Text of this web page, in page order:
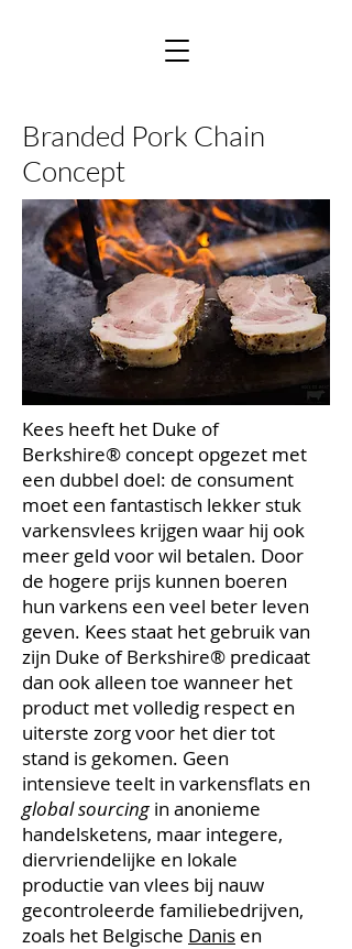
Branded Pork Chain
Concept
Kees heeft het Duke of
Berkshire® concept opgezet met
een dubbel doel: de consument
moet een fantastisch lekker stuk
varkensvlees krijgen waar hij ook
meer geld voor wil betalen. Door
de hogere prijs kunnen boeren
hun varkens een veel beter leven
geven. Kees staat het gebruik van
zijn Duke of Berkshire® predicaat
dan ook alleen toe wanneer het
product met volledig respect en
uiterste zorg voor het dier tot
stand is gekomen. Geen
intensieve teelt in varkensflats en
global sourcing in anonieme
handelsketens, maar integere,
diervriendelijke en lokale
productie van vlees bij nauw
gecontroleerde familiebedrijven,
zoals het Belgische Danis en